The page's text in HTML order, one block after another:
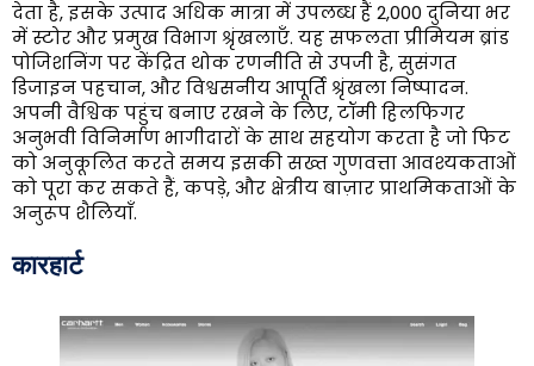
देता है, इसके उत्पाद अधिक मात्रा में उपलब्ध हैं 2,000 दुनिया भर
में स्टोर और प्रमुख विभाग श्रृंखलाएँ. यह सफलता प्रीमियम ब्रांड
पोजिशनिंग पर केंद्रित थोक रणनीति से उपजी है, सुसंगत
डिजाइन पहचान, और विश्वसनीय आपूर्ति श्रृंखला निष्पादन.
अपनी वैश्विक पहुंच बनाए रखने के लिए, टॉमी हिलफिगर
अनुभवी विनिर्माण भागीदारों के साथ सहयोग करता है जो फिट
को अनुकूलित करते समय इसकी सख्त गुणवत्ता आवश्यकताओं
को पूरा कर सकते हैं, कपड़े, और क्षेत्रीय बाज़ार प्राथमिकताओं के
अनुरूप शैलियाँ.
कारहार्ट